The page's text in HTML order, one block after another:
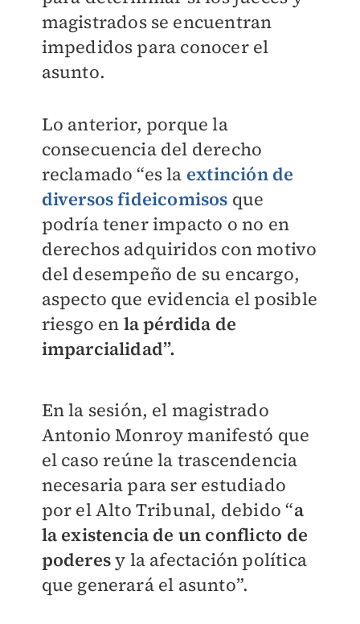
magistrados se encuentran
impedidos para conocer el
asunto.
Lo anterior, porque la
consecuencia del derecho
reclamado “es la extinción de
diversos fideicomisos que
podría tener impacto o no en
derechos adquiridos con motivo
del desempeño de su encargo,
aspecto que evidencia el posible
riesgo en la pérdida de
imparcialidad”.
En la sesión, el magistrado
Antonio Monroy manifestó que
el caso reúne la trascendencia
necesaria para ser estudiado
por el Alto Tribunal, debido “a
la existencia de un conflicto de
poderesy la afectación política
que generará el asunto”.